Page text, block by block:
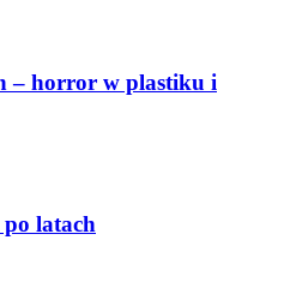
– horror w plastiku i
latach